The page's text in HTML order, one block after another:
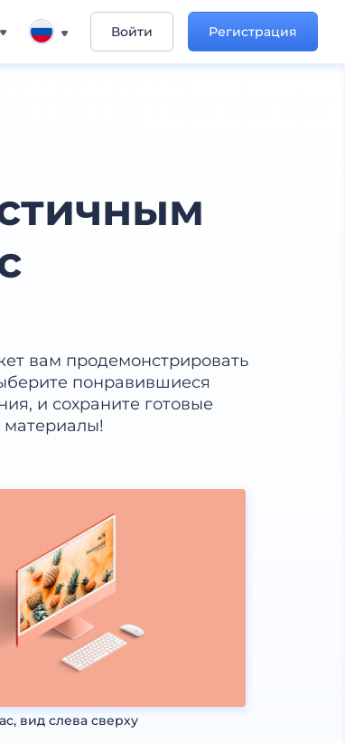
Войти Регистрация
вам продемонстрировать
понравившиеся
и сохраните готовые
материалы!
вид слева сверху